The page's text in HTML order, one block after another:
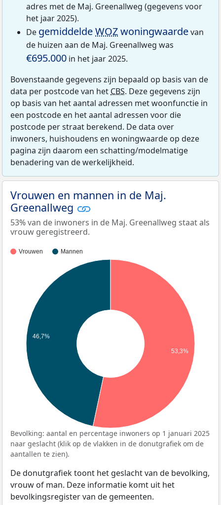
adres met de Maj. Greenallweg (gegevens voor
het jaar 2025).
De gemiddeldeWOZwoningwaardevan
de huizen aan de Maj. Greenallweg was
€695.000 in het jaar 2025.
Bovenstaande gegevens zijn bepaald op basis van de
data per postcode van het CBS. Deze gegevens zijn
op basis van het aantal adressen met woonfunctie in
een postcode en het aantal adressen voor die
postcode per straat berekend. De data over
inwoners, huishoudens en woningwaarde op deze
pagina zijn daarom een schatting/modelmatige
benadering van de werkelijkheid.
Vrouwen en mannen in de Maj.
Greenallweg
53% van de inwoners in de Maj. Greenallweg staat als
vrouw geregistreerd.
Vrouwen Mannen
46,7%
53,3%
Bevolking: aantal en percentage inwoners op 1 januari 2025
naar geslacht (klik op de vlakken in de donutgrafiek om de
aantallen te zien).
De donutgrafiek toont het geslacht van de bevolking,
vrouw of man. Deze informatie komt uit het
bevolkingsregister van de gemeenten.